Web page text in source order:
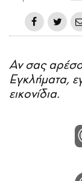
Αν σας
Εγκλήματα,
εικονίδια.